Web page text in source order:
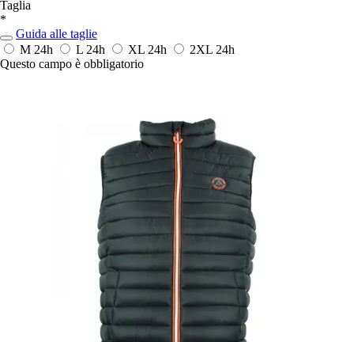
Taglia
*
Guida alle taglie
M 24h L 24h XL 24h 2XL 24h
Questo campo è obbligatorio